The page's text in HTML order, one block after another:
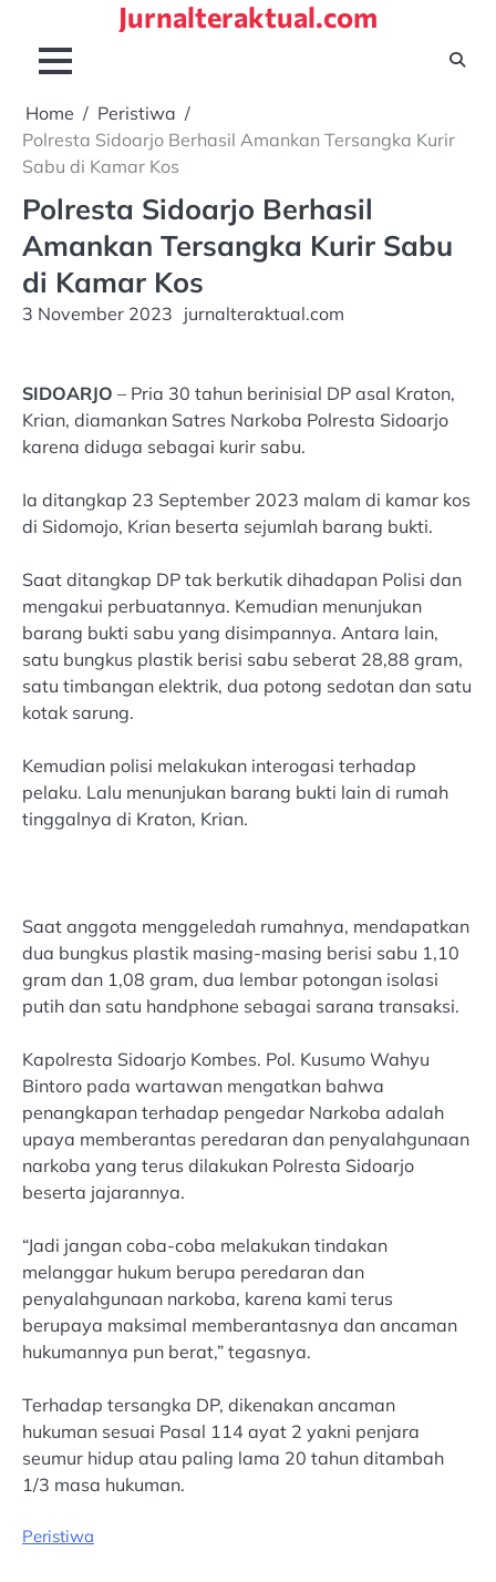
content
Jurnalteraktual.com
Home
Peristiwa
Polresta Sidoarjo Berhasil Amankan Tersangka Kurir
Sabu di Kamar Kos
Polresta Sidoarjo Berhasil
Amankan Tersangka Kurir Sabu
di Kamar Kos
3 November 2023 jurnalteraktual.com
SIDOARJO – Pria 30 tahun berinisial DP asal Kraton,
Krian, diamankan Satres Narkoba Polresta Sidoarjo
karena diduga sebagai kurir sabu.
Ia ditangkap 23 September 2023 malam di kamar kos
di Sidomojo, Krian beserta sejumlah barang bukti.
Saat ditangkap DP tak berkutik dihadapan Polisi dan
mengakui perbuatannya. Kemudian menunjukan
barang bukti sabu yang disimpannya. Antara lain,
satu bungkus plastik berisi sabu seberat 28,88 gram,
satu timbangan elektrik, dua potong sedotan dan satu
kotak sarung.
Kemudian polisi melakukan interogasi terhadap
pelaku. Lalu menunjukan barang bukti lain di rumah
tinggalnya di Kraton, Krian.
Saat anggota menggeledah rumahnya, mendapatkan
dua bungkus plastik masing-masing berisi sabu 1,10
gram dan 1,08 gram, dua lembar potongan isolasi
putih dan satu handphone sebagai sarana transaksi.
Kapolresta Sidoarjo Kombes. Pol. Kusumo Wahyu
Bintoro pada wartawan mengatkan bahwa
penangkapan terhadap pengedar Narkoba adalah
upaya memberantas peredaran dan penyalahgunaan
narkoba yang terus dilakukan Polresta Sidoarjo
beserta jajarannya.
“Jadi jangan coba-coba melakukan tindakan
melanggar hukum berupa peredaran dan
penyalahgunaan narkoba, karena kami terus
berupaya maksimal memberantasnya dan ancaman
hukumannya pun berat,” tegasnya.
Terhadap tersangka DP, dikenakan ancaman
hukuman sesuai Pasal 114 ayat 2 yakni penjara
seumur hidup atau paling lama 20 tahun ditambah
1/3 masa hukuman.
Peristiwa